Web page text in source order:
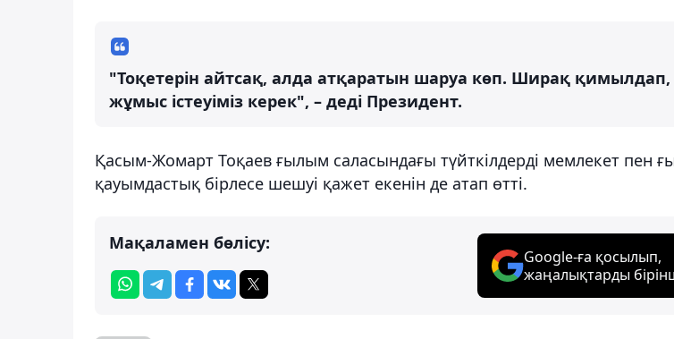
"Тоқетерін айтсақ, алда атқаратын шаруа көп. Ширақ
жұмыс істеуіміз керек", – деді Президент.
Қасым-Жомарт Тоқаев ғылым саласындағы түйткілдерді мемлекет пен
қауымдастық бірлесе шешуі қажет екенін де атап өтті.
Мақаламен бөлісу:
Google-ға қосылып,
жаңалықтарды